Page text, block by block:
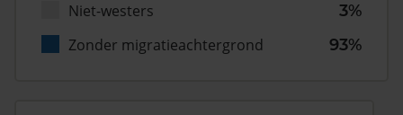
Niet-westers
3%
Zonder migratieachtergrond
93%